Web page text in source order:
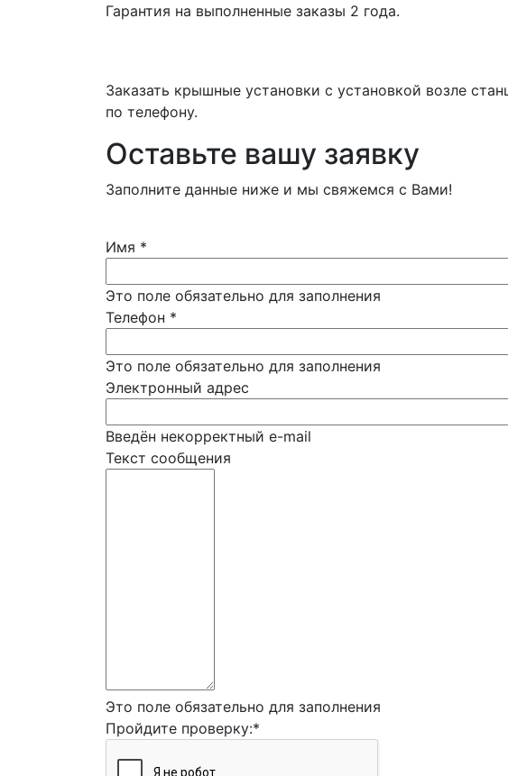
Гарантия на выполненные заказы 2 года.
Заказать крышные установки с установкой возле
по телефону.
Оставьте вашу заявку
Заполните данные ниже и мы свяжемся с Вами!
Имя *
Это поле обязательно для заполнения
Телефон *
Это поле обязательно для заполнения
Электронный адрес
Введён некорректный e-mail
Текст сообщения
Это поле обязательно для заполнения
Пройдите проверку:*